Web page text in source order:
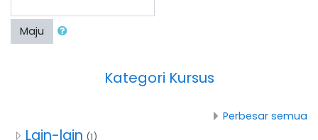
Maju
Kategori Kursus
Perbesar semua
Lain-lain (1)